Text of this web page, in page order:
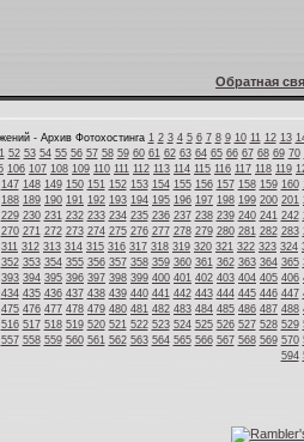
Обратная
- Архив Фотохостинга 1 2 3 4 5 6 7 8 9 10 11 12 13
52 53 54 55 56 57 58 59 60 61 62 63 64 65 66 67 68 69 70
106 107 108 109 110 111 112 113 114 115 116 117 118 119
147 148 149 150 151 152 153 154 155 156 157 158 159 160
188 189 190 191 192 193 194 195 196 197 198 199 200 201
229 230 231 232 233 234 235 236 237 238 239 240 241 242
270 271 272 273 274 275 276 277 278 279 280 281 282 283
311 312 313 314 315 316 317 318 319 320 321 322 323 324
352 353 354 355 356 357 358 359 360 361 362 363 364 365
393 394 395 396 397 398 399 400 401 402 403 404 405 406
434 435 436 437 438 439 440 441 442 443 444 445 446 447
475 476 477 478 479 480 481 482 483 484 485 486 487 488
516 517 518 519 520 521 522 523 524 525 526 527 528 529
557 558 559 560 561 562 563 564 565 566 567 568 569 570
594